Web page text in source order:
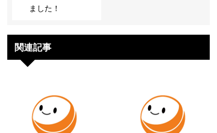
ました！
関連記事